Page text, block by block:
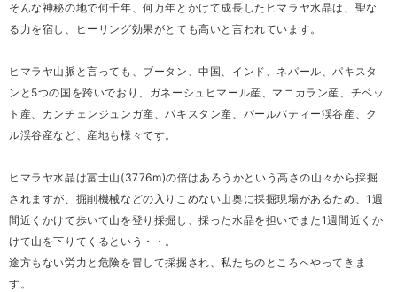
そんな神秘の地で何千年、何万年とかけて成長したヒマラヤ水晶は、聖な
る力を宿し、ヒーリング効果がとても高いと言われています。
ヒマラヤ山脈と言っても、ブータン、中国、インド、ネパール、パキスタ
ンと5つの国を跨いでおり、ガネーシュヒマール産、マニカラン産、チベッ
ト産、カンチェンジュンガ産、パキスタン産、パールバティー渓谷産、ク
ル渓谷産など、産地も様々です。
ヒマラヤ水晶は富士山(3776m)の倍はあろうかという高さの山々から採掘
されますが、掘削機械などの入りこめない山奥に採掘現場があるため、1週
間近くかけて歩いて山を登り採掘し、採った水晶を担いでまた1週間近くか
けて山を下りてくるという・・。
途方もない労力と危険を冒して採掘され、私たちのところへやってきま
す。